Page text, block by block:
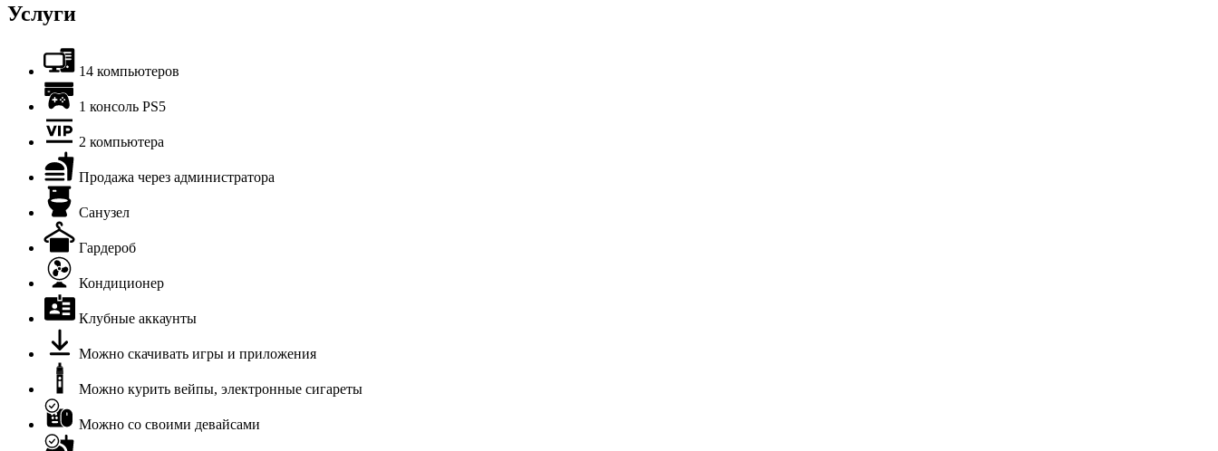
Услуги
14 компьютеров
1 консоль PS5
2 компьютера
Продажа через администратора
Санузел
Гардероб
Кондиционер
Клубные аккаунты
Можно скачивать игры и приложения
Можно курить вейпы, электронные сигареты
Можно со своими девайсами